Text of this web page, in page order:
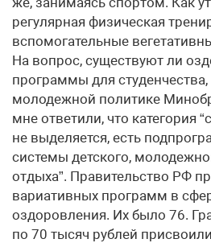
регулярная физическая
вспомогательные
На вопрос, существуют ли
программы для
молодежной политике
мне ответили, что категория
не выделяется, есть
системы детского,
отдыха”. Правительство РФ
вариативных программ в
оздоровления. Их было 76.
по 70 тысяч рублей